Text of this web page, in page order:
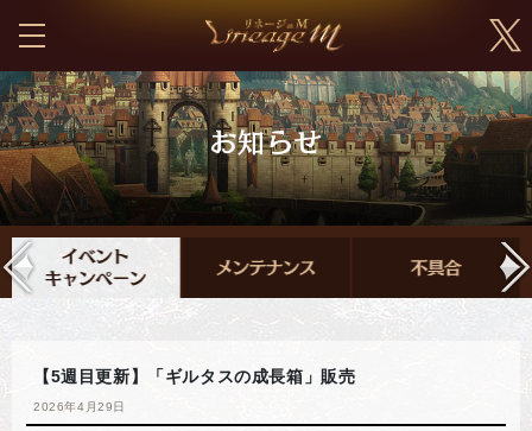
【5週目更新】「ギルタスの成長箱」販売
2026年4月29日